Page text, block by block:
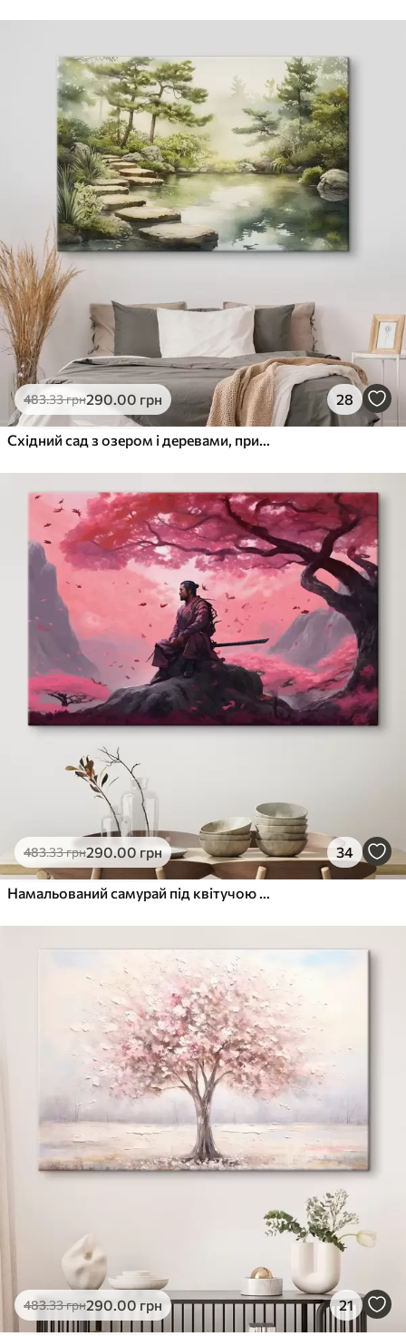
483.33грн290.00 грн 28
Східний сад з озером і деревами, природа, акварельний стиль
483.33грн290.00 грн 34
Намальований самурай під квітучою сакурою
483.33грн290.00 грн 21